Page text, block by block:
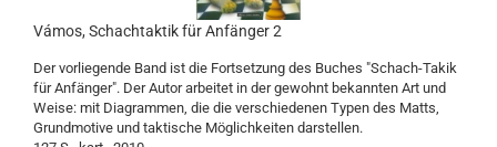
Vámos, Schachtaktik für Anfänger 2
Der vorliegende Band ist die Fortsetzung des Buches "Schach-Takik
für Anfänger". Der Autor arbeitet in der gewohnt bekannten Art und
Weise: mit Diagrammen, die die verschiedenen Typen des Matts,
Grundmotive und taktische Möglichkeiten darstellen.